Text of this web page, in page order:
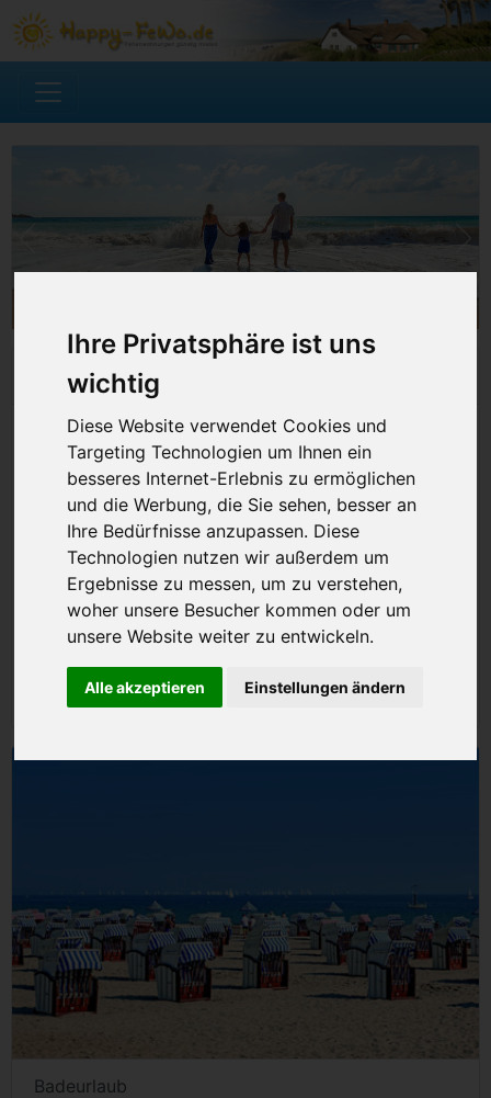
Ihre Privatsphäre ist uns
wichtig
Diese Website verwendet Cookies und
Targeting Technologien um Ihnen ein
besseres Internet-Erlebnis zu ermöglichen
und die Werbung, die Sie sehen, besser an
Ihre Bedürfnisse anzupassen. Diese
Technologien nutzen wir außerdem um
Ergebnisse zu messen, um zu verstehen,
woher unsere Besucher kommen oder um
unsere Website weiter zu entwickeln.
Alle akzeptieren Einstellungen ändern
Ferienwohnung suchen
Badeurlaub